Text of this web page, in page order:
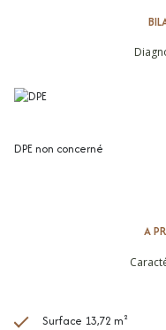
DPE non concerné
A
Surface 13,72 m²